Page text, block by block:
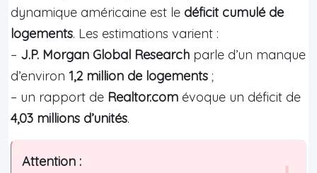
dynamique américaine est le déficit cumulé de
logements. Les estimations varient :
– J.P. Morgan Global Research parle d’un manque
d’environ 1,2 million de logements ;
– un rapport de Realtor.com évoque un déficit de
4,03 millions d’unités.
Attention :